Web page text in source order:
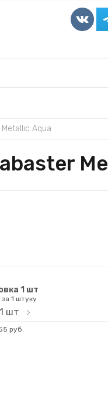
Aqua
1 шт
1 штуку
1 шт
руб.